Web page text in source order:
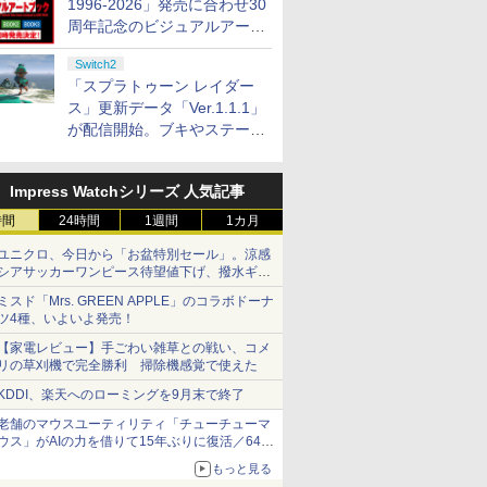
1996-2026」発売に合わせ30
周年記念のビジュアルアート
ブック3冊同時発売が決定
Switch2
「スプラトゥーン レイダー
ス」更新データ「Ver.1.1.1」
が配信開始。ブキやステージ
Impress Watchシリーズ 人気記事
24時間 1週間 1カ月
ニクロ、今日から「お盆特別セール」。涼感
アサッカーワンピース待望値下げ、撥水ギア
ョーツは1990円に
スド「Mrs. GREEN APPLE」のコラボドーナ
4種、いよいよ発売！
家電レビュー】手ごわい雑草との戦い、コメ
の草刈機で完全勝利 掃除機感覚で使えた
、楽天へのローミングを9月末で終了
舗のマウスユーティリティ「チューチューマ
ス」がAIの力を借りて15年ぶりに復活／64bit
、Windows 10/11、「Chrome」も走り回
。復活記念で2026年末まで500円
もっと見る